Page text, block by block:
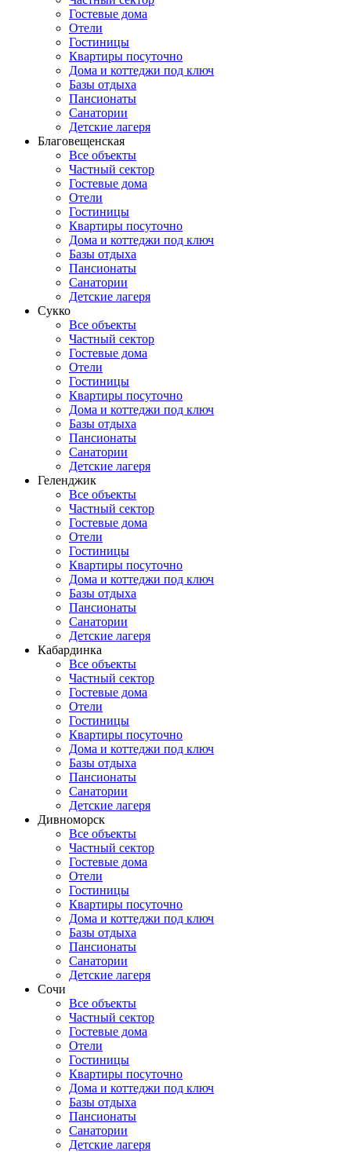
Гостевые дома
Отели
Гостиницы
Квартиры посуточно
Дома и коттеджи под ключ
Базы отдыха
Пансионаты
Санатории
Детские лагеря
Благовещенская
Все объекты
Частный сектор
Гостевые дома
Отели
Гостиницы
Квартиры посуточно
Дома и коттеджи под ключ
Базы отдыха
Пансионаты
Санатории
Детские лагеря
Сукко
Все объекты
Частный сектор
Гостевые дома
Отели
Гостиницы
Квартиры посуточно
Дома и коттеджи под ключ
Базы отдыха
Пансионаты
Санатории
Детские лагеря
Геленджик
Все объекты
Частный сектор
Гостевые дома
Отели
Гостиницы
Квартиры посуточно
Дома и коттеджи под ключ
Базы отдыха
Пансионаты
Санатории
Детские лагеря
Кабардинка
Все объекты
Частный сектор
Гостевые дома
Отели
Гостиницы
Квартиры посуточно
Дома и коттеджи под ключ
Базы отдыха
Пансионаты
Санатории
Детские лагеря
Дивноморск
Все объекты
Частный сектор
Гостевые дома
Отели
Гостиницы
Квартиры посуточно
Дома и коттеджи под ключ
Базы отдыха
Пансионаты
Санатории
Детские лагеря
Сочи
Все объекты
Частный сектор
Гостевые дома
Отели
Гостиницы
Квартиры посуточно
Дома и коттеджи под ключ
Базы отдыха
Пансионаты
Санатории
Детские лагеря